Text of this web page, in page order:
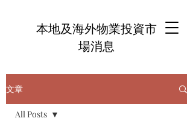
本地及海外物業投資市
場消息
文章
All Posts